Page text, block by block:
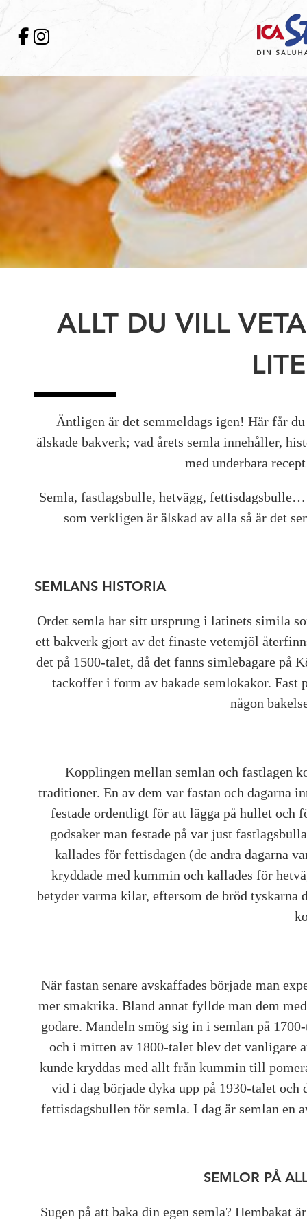
ALLT DU VILL
Äntligen är det semmeldags igen! Här får
älskade bakverk; vad årets semla innehåller,
med underbara
Semla, fastlagsbulle, hetvägg,
som verkligen är älskad av alla så är det
SEMLANS HISTORIA
Ordet semla har sitt ursprung i latinets simila
ett bakverk gjort av det finaste vetemjöl
det på 1500-talet, då det fanns simlebagare på
tackoffer i form av bakade semlokakor. Fast
någon
Kopplingen mellan semlan och fastlagen
traditioner. En av dem var fastan och dagarna
festade ordentligt för att lägga på hullet och
godsaker man festade på var just
kallades för fettisdagen (de andra dagarna
kryddade med kummin och kallades för
betyder varma kilar, eftersom de bröd
När fastan senare avskaffades började man
mer smakrika. Bland annat fyllde man dem
godare. Mandeln smög sig in i semlan på
och i mitten av 1800-talet blev det vanligare
kunde kryddas med allt från kummin till
vid i dag började dyka upp på 1930-talet
fettisdagsbullen för semla. I dag är semlan en
SEMLOR PÅ
Sugen på att baka din egen semla?